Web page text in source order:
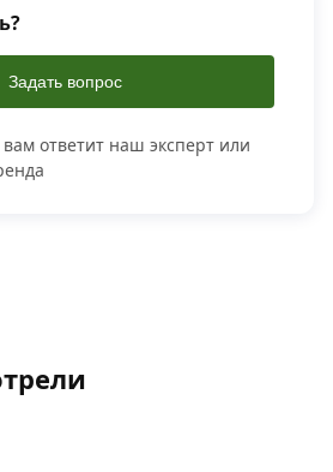
Задать вопрос
ответит наш эксперт или